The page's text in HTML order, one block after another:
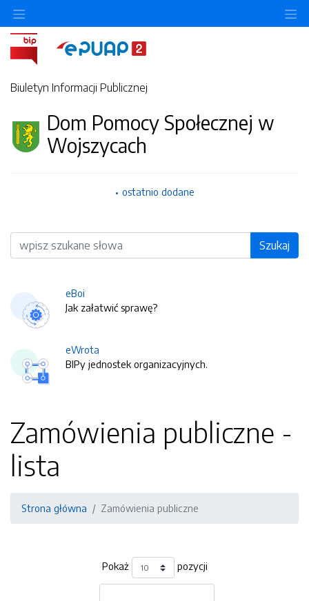
Biuletyn Informacji Publicznej
Dom Pomocy Społecznej w
Wojszycach
ostatnio dodane
Wyszukiwarka Szukaj
eBoi
Jak załatwić sprawę?
eWrota
BIPy jednostek organizacyjnych.
Zamówienia publiczne -
lista
Strona główna Zamówienia publiczne
Pokaż pozycji